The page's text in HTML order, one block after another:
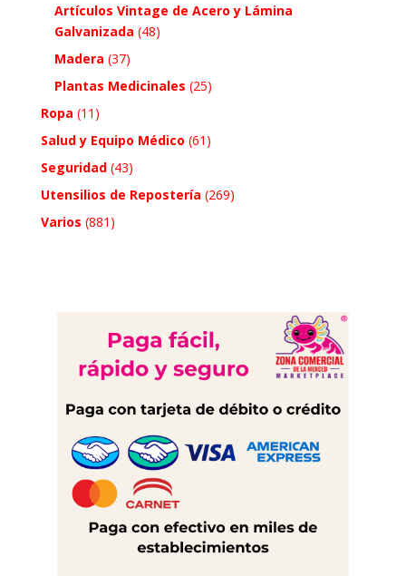
Artículos Vintage de Acero y Lámina
Galvanizada (48)
Madera (37)
Plantas Medicinales (25)
Ropa (11)
Salud y Equipo Médico (61)
Seguridad (43)
Utensilios de Repostería (269)
Varios (881)